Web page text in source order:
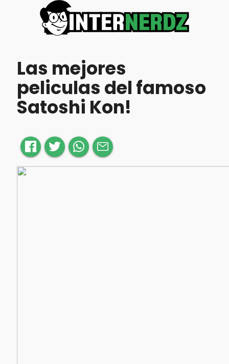
Las mejores
peliculas del famoso
Satoshi Kon!